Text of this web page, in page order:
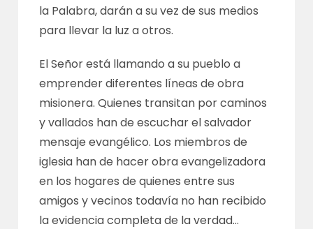
la Palabra, darán a su vez de sus medios
para llevar la luz a otros.
El Señor está llamando a su pueblo a
emprender diferentes líneas de obra
misionera. Quienes transitan por caminos
y vallados han de escuchar el salvador
mensaje evangélico. Los miembros de
iglesia han de hacer obra evangelizadora
en los hogares de quienes entre sus
amigos y vecinos todavía no han recibido
la evidencia completa de la verdad…